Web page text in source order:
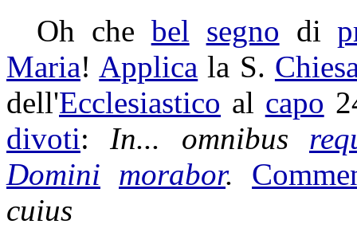
Oh che bel segno di
Maria! Applica la S.
dell'Ecclesiastico al capo
divoti: In... omnibus
Domini morabor.
cuius